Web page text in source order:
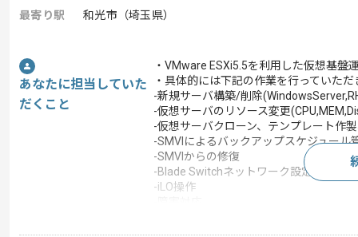
最寄り駅
和光市（埼玉県）
あなたに担当していた
だくこと
・VMware ESXi5.5を利用した仮想基盤
・具体的には下記の作業を行っていただ
-新規サーバ構築/削除
-仮想サーバのリソース変更
-仮想サーバクローン、テンプレート作
-SMVIによるバックアップスケジュール
-SMVIからの修復
-Blade Switchネットワーク設定
-iLO操作
-ユーザーからの問い合わせ対応 等